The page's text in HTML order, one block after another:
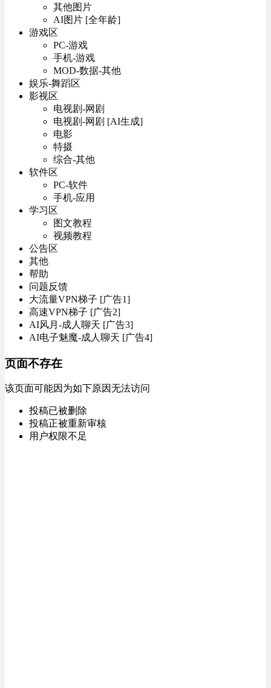
其他图片
AI图片 [全年龄]
游戏区
PC-游戏
手机-游戏
MOD-数据-其他
娱乐-舞蹈区
影视区
电视剧-网剧
电视剧-网剧 [AI生成]
电影
特摄
综合-其他
软件区
PC-软件
手机-应用
学习区
图文教程
视频教程
公告区
其他
帮助
问题反馈
大流量VPN梯子 [广告1]
高速VPN梯子 [广告2]
AI风月-成人聊天 [广告3]
AI电子魅魔-成人聊天 [广告4]
页面不存在
该页面可能因为如下原因无法访问
投稿已被删除
投稿正被重新审核
用户权限不足